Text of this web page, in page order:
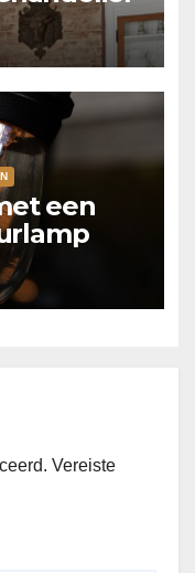
een
Vereiste